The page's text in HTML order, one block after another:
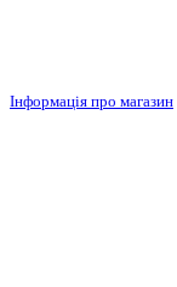
Інформація про магазин